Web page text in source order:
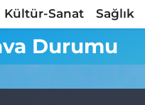
Kültür-Sanat Sağlık
Durumu